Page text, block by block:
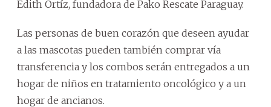
Edith Ortíz, fundadora de Pako Rescate Paraguay.
Las personas de buen corazón que deseen ayudar
a las mascotas pueden también comprar vía
transferencia y los combos serán entregados a un
hogar de niños en tratamiento oncológico y a un
hogar de ancianos.